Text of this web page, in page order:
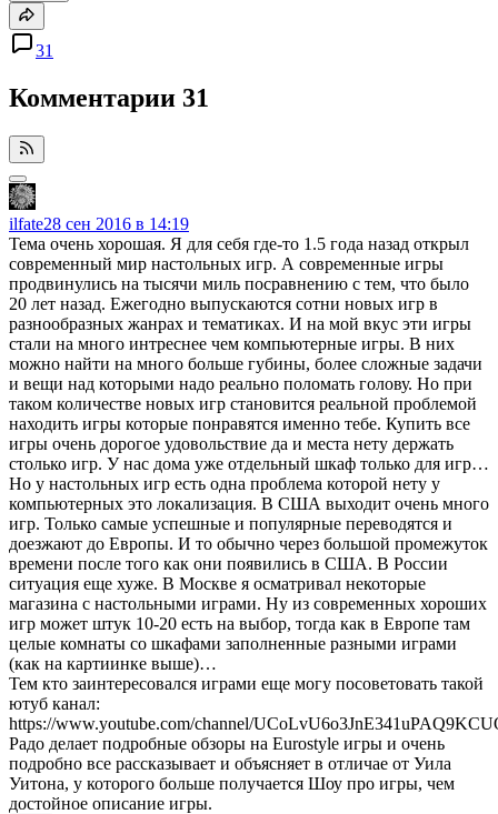
31
Комментарии 31
ilfate28 сен 2016 в 14:19
Тема очень хорошая. Я для себя где-то 1.5 года назад открыл
современный мир настольных игр. А современные игры
продвинулись на тысячи миль посравнению с тем, что было
20 лет назад. Ежегодно выпускаются сотни новых игр в
разнообразных жанрах и тематиках. И на мой вкус эти игры
стали на много интреснее чем компьютерные игры. В них
можно найти на много больше губины, более сложные задачи
и вещи над которыми надо реально поломать голову. Но при
таком количестве новых игр становится реальной проблемой
находить игры которые понравятся именно тебе. Купить все
игры очень дорогое удовольствие да и места нету держать
столько игр. У нас дома уже отдельный шкаф только для игр…
Но у настольных игр есть одна проблема которой нету у
компьютерных это локализация. В США выходит очень много
игр. Только самые успешные и популярные переводятся и
доезжают до Европы. И то обычно через большой промежуток
времени после того как они появились в США. В России
ситуация еще хуже. В Москве я осматривал некоторые
магазина с настольными играми. Ну из современных хороших
игр может штук 10-20 есть на выбор, тогда как в Европе там
целые комнаты со шкафами заполненные разными играми
(как на картиинке выше)…
Тем кто заинтересовался играми еще могу посоветовать такой
ютуб канал:
https://www.youtube.com/channel/
Радо делает подробные обзоры на Eurostyle игры и очень
подробно все рассказывает и объясняет в отличае от Уила
Уитона, у которого больше получается Шоу про игры, чем
достойное описание игры.